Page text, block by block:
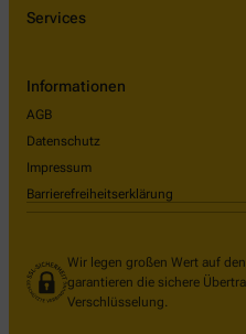
Services
Informationen
AGB
Datenschutz
Impressum
Barrierefreiheitserklärung
Wir legen großen Wert auf
garantieren die sichere
Verschlüsselung.